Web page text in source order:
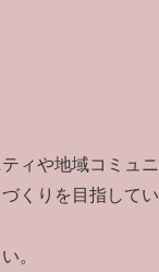
ィや地域コミュニ
くりを目指してい
。